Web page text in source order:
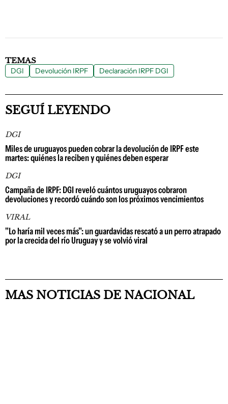
TEMAS
DGI Devolución IRPF Declaración IRPF DGI
SEGUÍ LEYENDO
DGI
Miles de uruguayos pueden cobrar la devolución de IRPF este
martes: quiénes la reciben y quiénes deben esperar
DGI
Campaña de IRPF: DGI reveló cuántos uruguayos cobraron
devoluciones y recordó cuándo son los próximos vencimientos
VIRAL
"Lo haría mil veces más": un guardavidas rescató a un perro atrapado
por la crecida del río Uruguay y se volvió viral
MAS NOTICIAS DE NACIONAL